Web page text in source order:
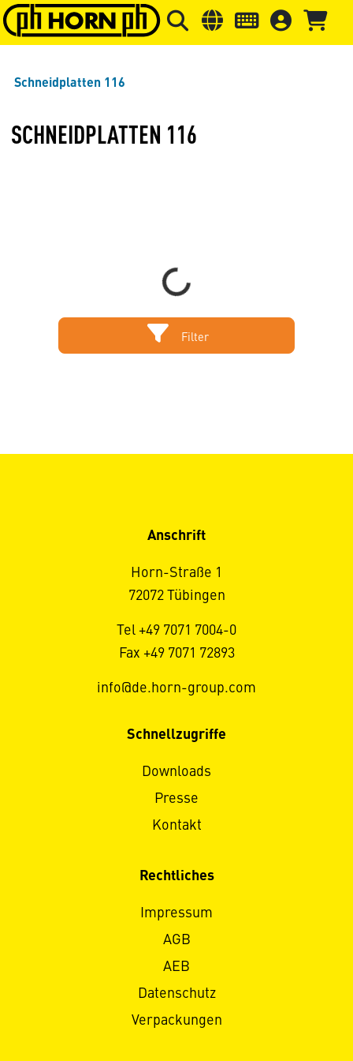
Springe zu Hauptinhalt Springe zum Header Springe
Schneidplatten 116
SCHNEIDPLATTEN 116
Loading...
Filter
Anschrift
Horn-Straße 1
72072 Tübingen
Tel +49 7071 7004-0
Fax +49 7071 72893
info@de.horn-group.com
Schnellzugriffe
Downloads
Presse
Kontakt
Rechtliches
Impressum
AGB
AEB
Datenschutz
Verpackungen